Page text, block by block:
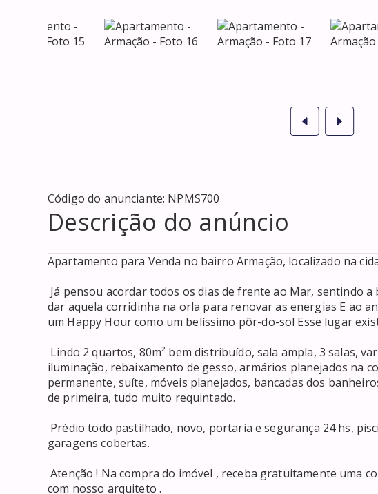
Código do anunciante: NPMS700
Descrição do anúncio
Apartamento para Venda no bairro Armação, localizado na
dar aquela corridinha na orla para renovar as energias E ao
um Happy Hour como um belíssimo pôr-do-sol Esse lugar
iluminação, rebaixamento de gesso, armários planejados na
permanente, suíte, móveis planejados, bancadas dos
de primeira, tudo muito requintado.
garagens cobertas.
Atenção ! Na compra do imóvel , receba gratuitamente uma consultoria de arquitetura de interiores,
com nosso arquiteto .